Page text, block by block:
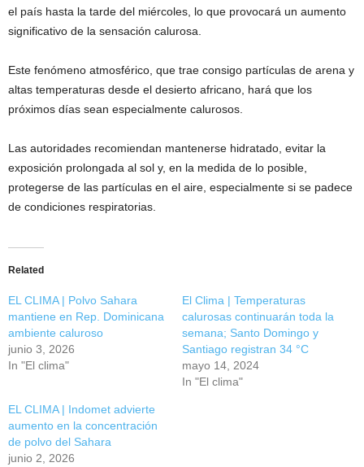
el país hasta la tarde del miércoles, lo que provocará un aumento
significativo de la sensación calurosa.
Este fenómeno atmosférico, que trae consigo partículas de arena y
altas temperaturas desde el desierto africano, hará que los
próximos días sean especialmente calurosos.
Las autoridades recomiendan mantenerse hidratado, evitar la
exposición prolongada al sol y, en la medida de lo posible,
protegerse de las partículas en el aire, especialmente si se padece
de condiciones respiratorias.
Related
EL CLIMA | Polvo Sahara
mantiene en Rep. Dominicana
ambiente caluroso
junio 3, 2026
In "El clima"
El Clima | Temperaturas
calurosas continuarán toda la
semana; Santo Domingo y
Santiago registran 34 °C
mayo 14, 2024
In "El clima"
EL CLIMA | Indomet advierte
aumento en la concentración
de polvo del Sahara
junio 2, 2026